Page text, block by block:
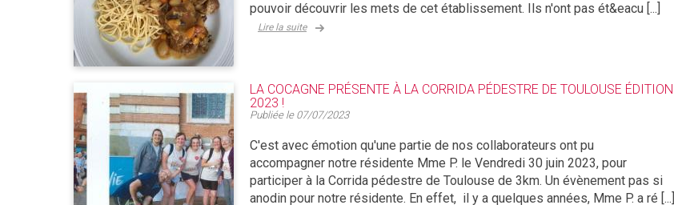
pouvoir découvrir les mets de cet établissement. Ils n'ont pas ét&eacu [...]
Lire la suite
LA COCAGNE PRÉSENTE À LA CORRIDA PÉDESTRE DE TOULOUSE ÉDITION
2023 !
Publiée le 07/07/2023
C'est avec émotion qu'une partie de nos collaborateurs ont pu
accompagner notre résidente Mme P. le Vendredi 30 juin 2023, pour
participer à la Corrida pédestre de Toulouse de 3km. Un évènement pas si
anodin pour notre résidente. En effet, il y a quelques années, Mme P. a ré [...]